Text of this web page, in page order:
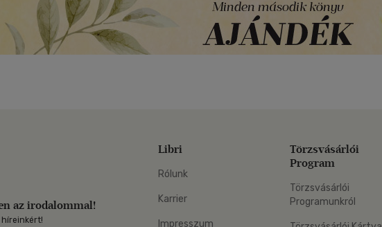
az irodalommal!
Libri
Rólunk
Karrier
Impresszum
Törzsvásárlói
Program
Törzsvásárlói
Programunkról